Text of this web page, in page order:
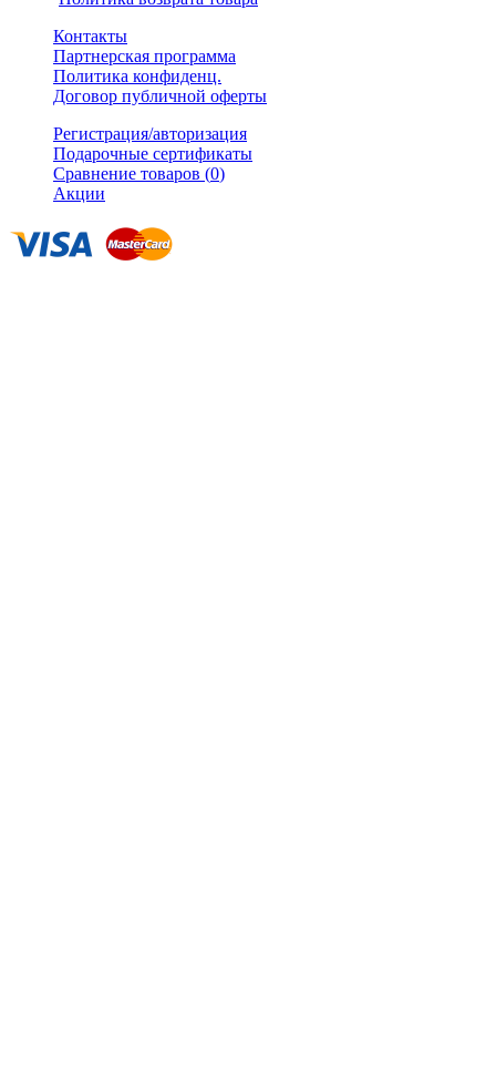
Контакты
Партнерская программа
Политика конфиденц.
Договор публичной оферты
Регистрация/авторизация
Подарочные сертификаты
Сравнение товаров (0)
Акции